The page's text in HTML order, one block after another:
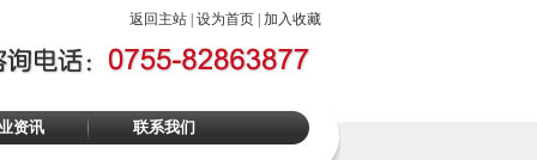
返回主站 设为首页 加入收藏
资讯 联系我们